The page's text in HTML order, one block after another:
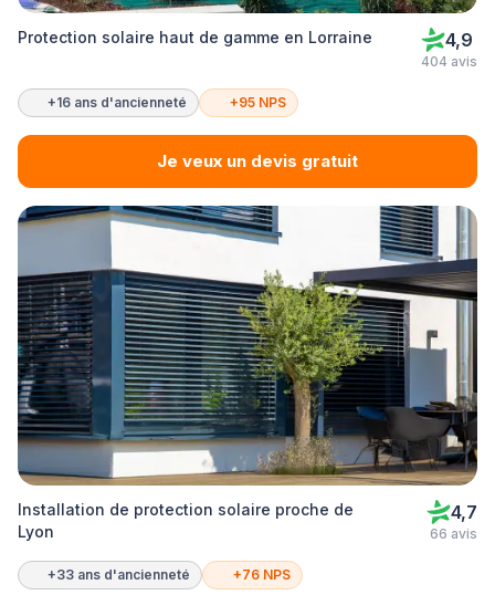
Protection solaire haut de gamme en Lorraine 4,9
404 avis
+16 ans d'ancienneté +95 NPS
Je veux un devis gratuit
Installation de protection solaire proche de
Lyon
4,7
66 avis
+33 ans d'ancienneté +76 NPS